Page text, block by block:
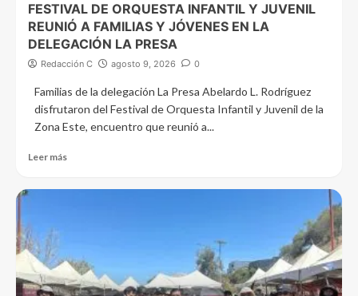
FESTIVAL DE ORQUESTA INFANTIL Y JUVENIL
REUNIÓ A FAMILIAS Y JÓVENES EN LA
DELEGACIÓN LA PRESA
Redacción C agosto 9, 2026 0
Familias de la delegación La Presa Abelardo L. Rodríguez
disfrutaron del Festival de Orquesta Infantil y Juvenil de la
Zona Este, encuentro que reunió a...
Leer más